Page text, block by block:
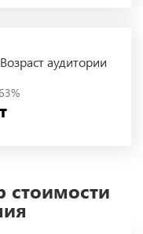
Возраст аудитории
стоимости